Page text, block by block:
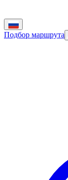
Подбор маршрута